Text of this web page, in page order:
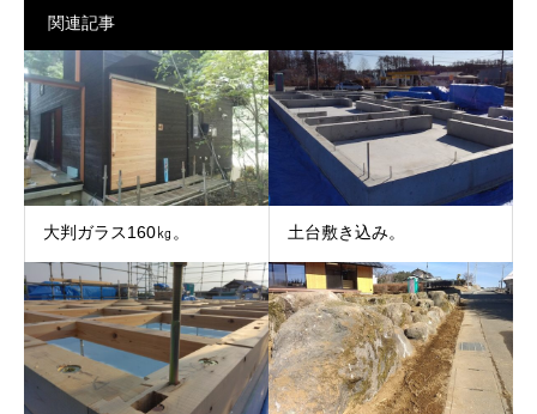
関連記事
大判ガラス160㎏。 土台敷き込み。